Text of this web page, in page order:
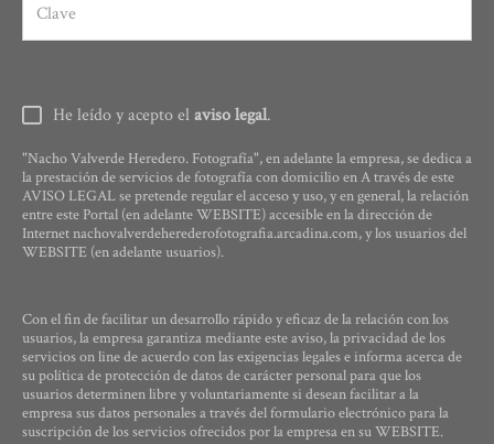
He leído y acepto elaviso legal.
"Nacho Valverde Heredero. Fotografía", en adelante la empresa, se dedica a
la prestación de servicios de fotografía con domicilio en A través de este
AVISO LEGAL se pretende regular el acceso y uso, y en general, la relación
entre este Portal (en adelante WEBSITE) accesible en la dirección de
Internet nachovalverdeherederofotografia.arcadina.com, y los usuarios del
WEBSITE (en adelante usuarios).
Con el fin de facilitar un desarrollo rápido y eficaz de la relación con los
usuarios, la empresa garantiza mediante este aviso, la privacidad de los
servicios on line de acuerdo con las exigencias legales e informa acerca de
su política de protección de datos de carácter personal para que los
usuarios determinen libre y voluntariamente si desean facilitar a la
empresa sus datos personales a través del formulario electrónico para la
suscripción de los servicios ofrecidos por la empresa en su WEBSITE.